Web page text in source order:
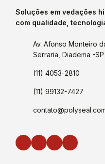
Soluções em vedações
com qualidade,
Av. Afonso Monteiro
Serraria, Diadema -SP
(11) 4053-2810
(11) 99132-7427